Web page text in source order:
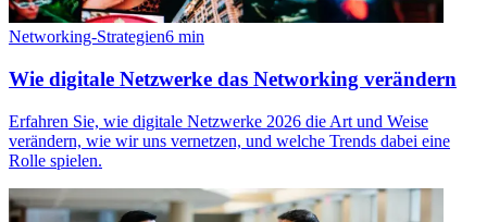
Networking-Strategien6 min
Wie digitale Netzwerke das Networking verändern
Erfahren Sie, wie digitale Netzwerke 2026 die Art und Weise
verändern, wie wir uns vernetzen, und welche Trends dabei eine
Rolle spielen.